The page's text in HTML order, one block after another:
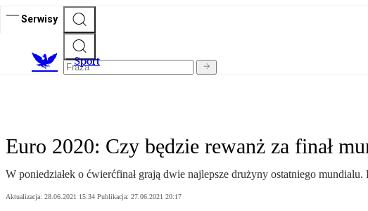
Serwisy
Sport
Euro 2020: Czy będzie rewanż za finał
W poniedziałek o ćwierćfinał grają dwie najlepsze drużyny ostatniego
Aktualizacja: 28.06.2021 15:34 Publikacja: 27.06.2021 20:17